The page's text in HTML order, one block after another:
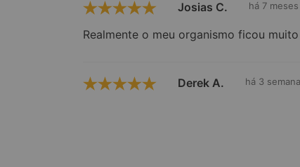
Observações:
Josias C. há 7 meses
Realmente o meu organismo ficou
Derek A. há 3